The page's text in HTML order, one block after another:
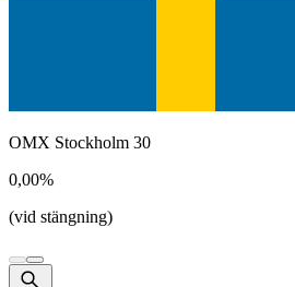
OMX Stockholm 30
0,00%
(vid stängning)